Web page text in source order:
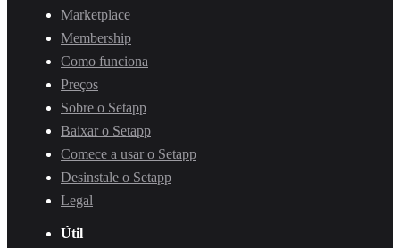
Marketplace
Membership
Como funciona
Preços
Sobre o Setapp
Baixar o Setapp
Comece a usar o Setapp
Desinstale o Setapp
Legal
Útil